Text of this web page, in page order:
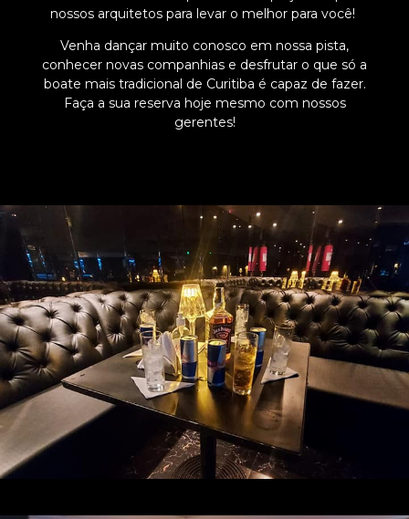
nossos arquitetos para levar o melhor para você!
Venha dançar muito conosco em nossa pista,
conhecer novas companhias e desfrutar o que só a
boate mais tradicional de Curitiba é capaz de fazer.
Faça a sua reserva hoje mesmo com nossos
gerentes!